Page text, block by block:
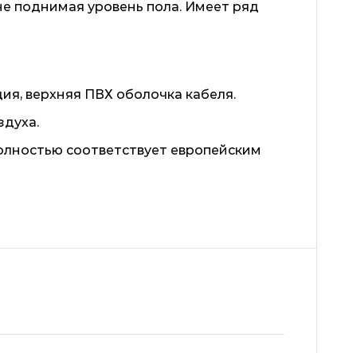
поднимая уровень пола. Имеет ряд
верхняя ПВХ оболочка кабеля.
соответствует европейским